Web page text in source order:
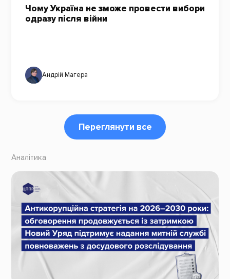
Чому Україна не зможе провести вибори
одразу після війни
Андрій Магера
Переглянути все
Аналітика